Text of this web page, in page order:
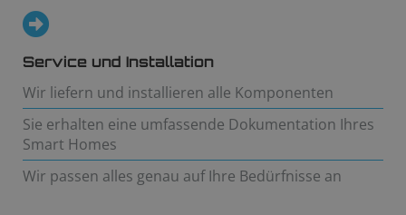
Service und Installation
Wir liefern und installieren alle Komponenten
Sie erhalten eine umfassende Dokumentation Ihres
Smart Homes
Wir passen alles genau auf Ihre Bedürfnisse an